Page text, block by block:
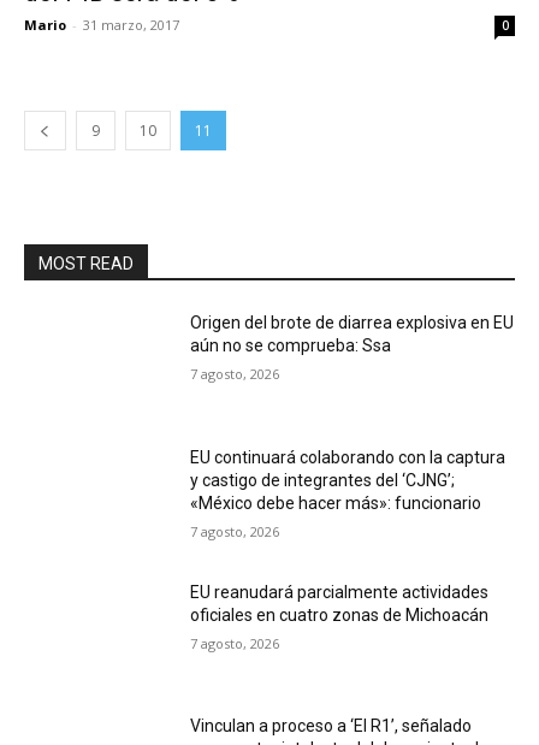
Mario - 31 marzo, 2017 0
9 10 11
MOST READ
Origen del brote de diarrea explosiva en EU
aún no se comprueba: Ssa
7 agosto, 2026
EU continuará colaborando con la captura
y castigo de integrantes del ‘CJNG’;
«México debe hacer más»: funcionario
7 agosto, 2026
EU reanudará parcialmente actividades
oficiales en cuatro zonas de Michoacán
7 agosto, 2026
Vinculan a proceso a ‘El R1’, señalado